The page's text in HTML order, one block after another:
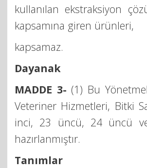
kullanılan ekstraksiyon
kapsamına giren ürünleri,
kapsamaz.
Dayanak
MADDE 3- (1) Bu
Veteriner Hizmetleri, Bitki
inci, 23 üncü, 24 üncü
hazırlanmıştır.
Tanımlar